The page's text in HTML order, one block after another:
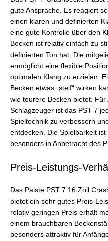
gute Ansprache. Es reagiert
einen klaren und definierten
eine gute Kontrolle über den
Becken ist relativ einfach zu
definierten Ton hat. Die
ermöglicht eine flexible
optimalen Klang zu erzielen.
Becken etwas „steif“ wirken
wie teurere Becken bietet.
Schlagzeuger ist das PST 7
Spieltechnik zu verbessern
entdecken. Die Spielbarkeit
besonders in Anbetracht des
Preis-Leistungs-
Das Paiste PST 7 16 Zoll
bietet ein sehr gutes Preis-
relativ geringen Preis erhält
einem brauchbaren
besonders attraktiv für